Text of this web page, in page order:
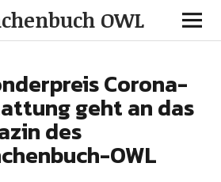
OWL
Corona-
geht an das
des
OWL